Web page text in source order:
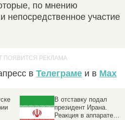
по мнению
непосредственное участие
в Телеграме и в Max
В отставку подал
президент Ирана.
Реакция в аппарате